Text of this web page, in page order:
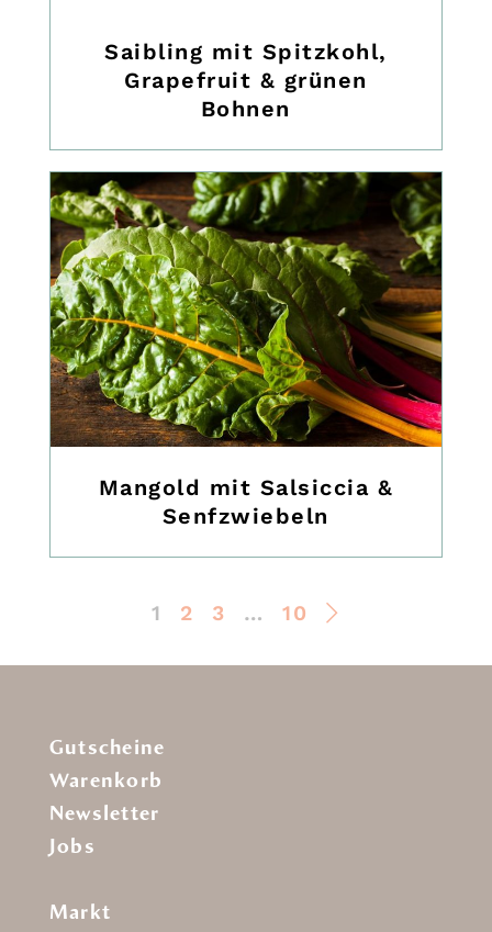
Saibling mit Spitzkohl,
Grapefruit & grünen
Bohnen
Mangold mit Salsiccia &
Senfzwiebeln
1 2 3 … 10
Gutscheine
Warenkorb
Newsletter
Jobs
Markt